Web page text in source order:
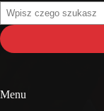
Szukaj
na
stronie
Menu